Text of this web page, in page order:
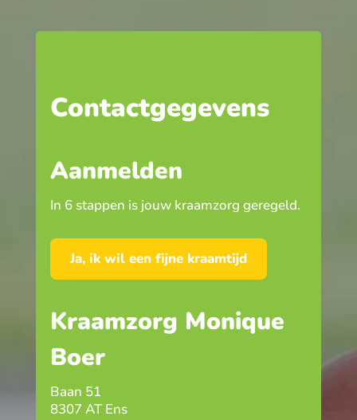
Contactgegevens
Aanmelden
In 6 stappen is jouw kraamzorg geregeld.
Ja, ik wil een fijne kraamtijd
Kraamzorg Monique
Boer
Baan 51
8307 AT Ens